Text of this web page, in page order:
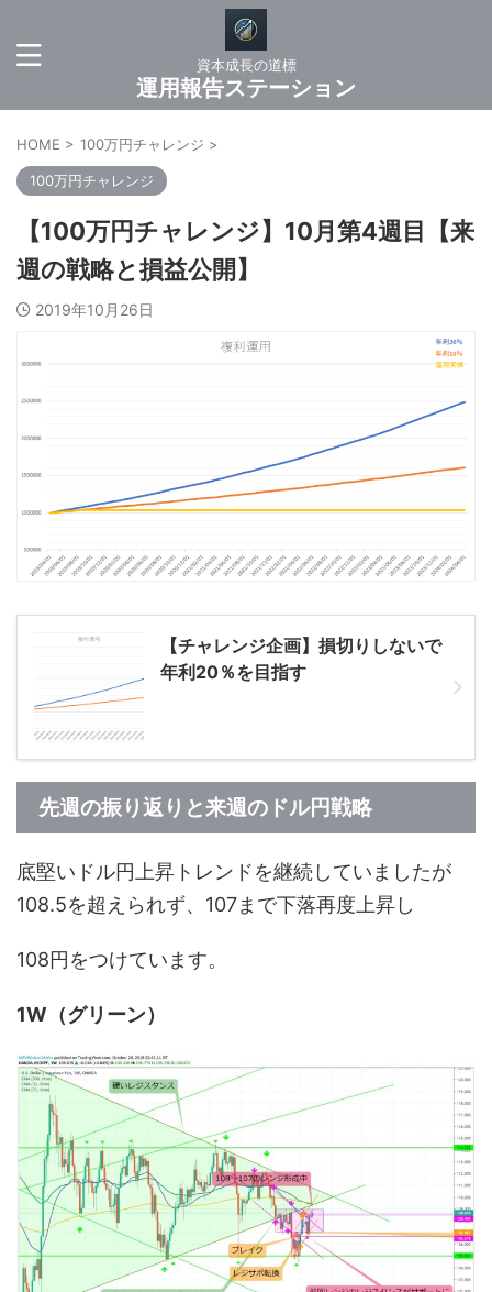
資本成長の道標
運用報告ステーション
HOME > 100万円チャレンジ >
100万円チャレンジ
【100万円チャレンジ】10月第4週目【来
週の戦略と損益公開】
2019年10月26日
【チャレンジ企画】損切りしないで
年利20％を目指す
先週の振り返りと来週のドル円戦略
底堅いドル円上昇トレンドを継続していましたが
108.5を超えられず、107まで下落再度上昇し
108円をつけています。
1W（グリーン）